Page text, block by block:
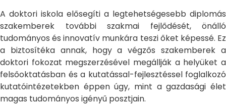
A doktori iskola elősegíti a legtehetségesebb diplomás
szakemberek további szakmai fejlődését, önálló
tudományos és innovatív munkára teszi őket képessé. Ez
a biztosítéka annak, hogy a végzős szakemberek a
doktori fokozat megszerzésével megállják a helyüket a
felsőoktatásban és a kutatással-fejlesztéssel foglalkozó
kutatóintézetekben éppen úgy, mint a gazdasági élet
magas tudományos igényű posztjain.